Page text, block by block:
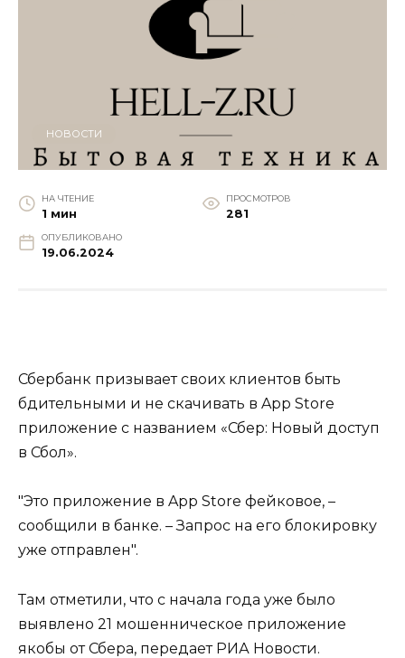
НОВОСТИ
НА ЧТЕНИЕ
1 мин
ПРОСМОТРОВ
281
ОПУБЛИКОВАНО
19.06.2024
Сбербанк призывает своих клиентов быть
бдительными и не скачивать в App Store
приложение с названием «Сбер: Новый доступ
в Сбол».
"Это приложение в App Store фейковое, –
сообщили в банке. – Запрос на его блокировку
уже отправлен".
Там отметили, что с начала года уже было
выявлено 21 мошенническое приложение
якобы от Сбера, передает РИА Новости.